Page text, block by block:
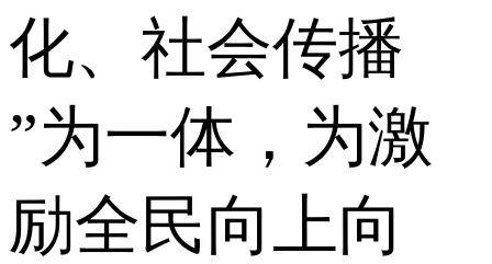
化、社会传播
”为一体，为激
励全民向上向